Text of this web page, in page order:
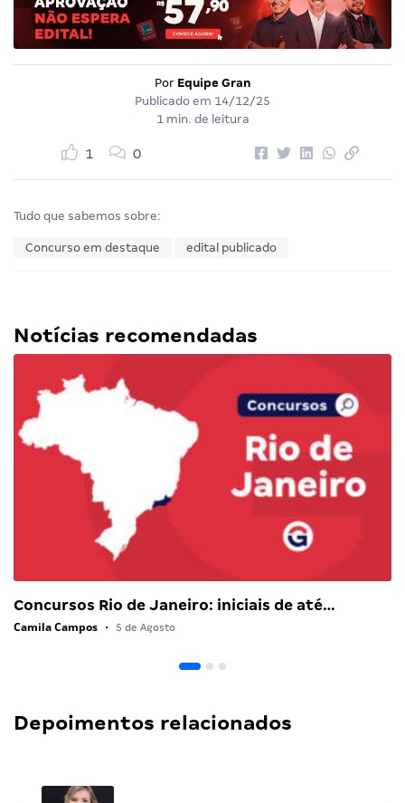
Por Equipe Gran
Publicado em 14/12/25
1 min. de leitura
1 0
Tudo que sabemos sobre:
Concurso em destaque edital publicado
Notícias recomendadas
Concursos Rio de Janeiro: iniciais de até…
Camila Campos • 5 de Agosto
Depoimentos relacionados